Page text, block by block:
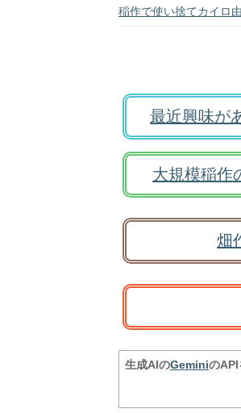
稲作で使い捨てカイロ
最近興味が
大規模稲作
畑
生成AIのGeminiのAPI